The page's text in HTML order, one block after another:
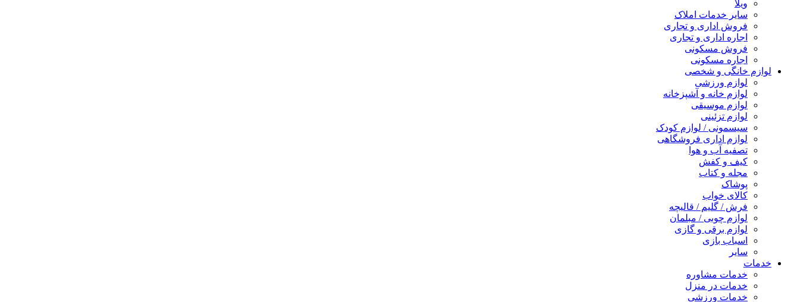
ویلا
سایر خدمات املاک
فروش اداری و تجاری
اجاره اداری و تجاری
فروش مسکونی
اجاره مسکونی
لوازم خانگی و شخصی
لوازم ورزشی
لوازم خانه و آشپزخانه
لوازم موسیقی
لوازم تزئینی
سیسمونی / لوازم کودک
لوازم اداری فروشگاهی
تصفیه آب و هوا
کیف و کفش
مجله و کتاب
پوشاک
کالای خواب
فرش / گلیم / قالیچه
لوازم چوبی / مبلمان
لوازم برقی و گازی
اسباب بازی
سایر
خدمات
خدمات مشاوره
خدمات در منزل
خدمات ورزشی